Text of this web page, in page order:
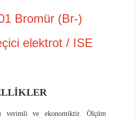
Bromür (Br-)
elektrot / ISE
verimli ve ekonomiktir. Ölçüm